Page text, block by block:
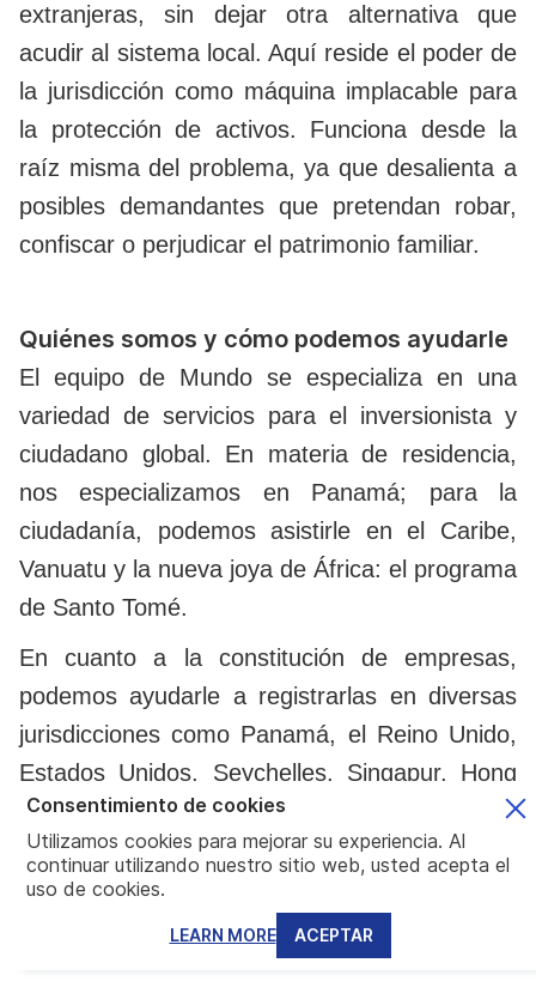
extranjeras, sin dejar otra alternativa que
acudir al sistema local. Aquí reside el poder de
la jurisdicción como máquina implacable para
la protección de activos. Funciona desde la
raíz misma del problema, ya que desalienta a
posibles demandantes que pretendan robar,
confiscar o perjudicar el patrimonio familiar.
Quiénes somos y cómo podemos ayudarle
El equipo de Mundo se especializa en una
variedad de servicios para el inversionista y
ciudadano global. En materia de residencia,
nos especializamos en Panamá; para la
ciudadanía, podemos asistirle en el Caribe,
Vanuatu y la nueva joya de África: el programa
de Santo Tomé.
En cuanto a la constitución de empresas,
podemos ayudarle a registrarlas en diversas
jurisdicciones como Panamá, el Reino Unido,
Estados Unidos, Seychelles, Singapur, Hong
Kong y muchas más.
En lo que respecta a fideicomisos, contamos
con una larga trayectoria ayudando a clientes
a constituir fideicomisos en la isla de Nevis y a
Consentimiento de cookies
Utilizamos cookies para mejorar su experiencia. Al
continuar utilizando nuestro sitio web, usted acepta el
uso de cookies.
LEARN MORE ACEPTAR